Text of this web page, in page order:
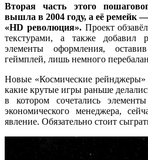
Вторая часть этого
вышла в 2004 году, а её ремейк
«HD революция».Проект
текстурами, а также добавил
элементы оформления,
геймплей, лишь немного
Новые «Космические
какие крутые игры раньше
в котором сочетались
экономического менеджера,
явление. Обязательно стоит